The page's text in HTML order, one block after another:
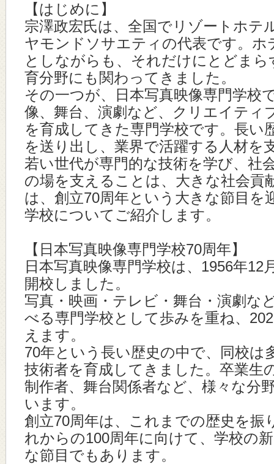
【はじめに】
宗澤政宏氏は、全国でリゾートホテ
ヤモンドソサエティの代表です。ホ
としながらも、それだけにとどまら
育分野にも関わってきました。
その一つが、日本写真映像専門学校
像、舞台、演劇など、クリエイティ
を育成してきた専門学校です。長い
を送り出し、業界で活躍する人材を
若い世代が専門的な技術を学び、社
の場を支えることは、大きな社会貢
は、創立70周年という大きな節目を
学校についてご紹介します。
【日本写真映像専門学校70周年】
日本写真映像専門学校は、1956年12
開校しました。
写真・映画・テレビ・舞台・演劇な
べる専門学校として歩みを重ね、
えます。
70年という長い歴史の中で、同校は
技術者を育成してきました。卒業生
制作者、舞台関係者など、様々な分
います。
創立70周年は、これまでの歴史を振
れからの100周年に向けて、学校の
な節目でもあります。